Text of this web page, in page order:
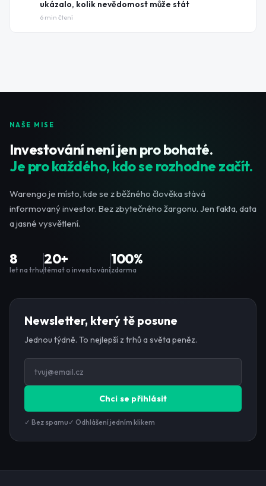
ukázalo, kolik nevědomost může stát
6 min čtení
NAŠE MISE
Investování není jen pro bohaté.
Je pro každého, kdo se rozhodne začít.
Warengo je místo, kde se z běžného člověka stává
informovaný investor. Bez zbytečného žargonu. Jen fakta, data
a jasné vysvětlení.
8
let na trhu
20+
témat o investování
100%
zdarma
Newsletter, který tě posune
Jednou týdně. To nejlepší z trhů a světa peněz.
Chci se přihlásit
✓ Bez spamu ✓ Odhlášení jedním klikem